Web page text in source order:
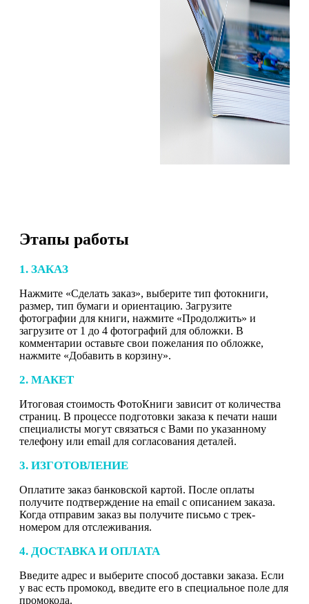
Этапы работы
1. ЗАКАЗ
Нажмите «Сделать заказ», выберите тип фотокниги,
размер, тип бумаги и ориентацию. Загрузите
фотографии для книги, нажмите «Продолжить» и
загрузите от 1 до 4 фотографий для обложки. В
комментарии оставьте свои пожелания по обложке,
нажмите «Добавить в корзину».
2. МАКЕТ
Итоговая стоимость ФотоКниги зависит от количества
страниц. В процессе подготовки заказа к печати наши
специалисты могут связаться с Вами по указанному
телефону или email для согласования деталей.
3. ИЗГОТОВЛЕНИЕ
Оплатите заказ банковской картой. После оплаты
получите подтверждение на email с описанием заказа.
Когда отправим заказ вы получите письмо с трек-
номером для отслеживания.
4. ДОСТАВКА И ОПЛАТА
Введите адрес и выберите способ доставки заказа. Если
у вас есть промокод, введите его в специальное поле для
промокода.